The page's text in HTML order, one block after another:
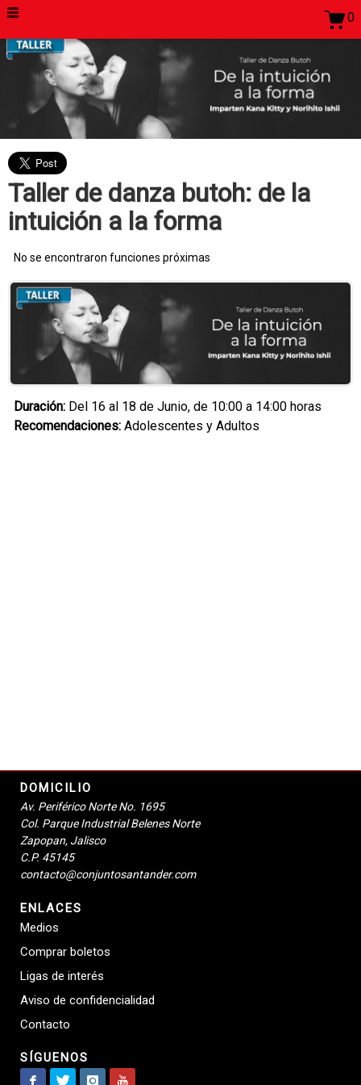
0
Taller de danza butoh: de la
intuición a la forma
No se encontraron funciones próximas
Duración: Del 16 al 18 de Junio, de 10:00 a 14:00 horas
Recomendaciones: Adolescentes y Adultos
DOMICILIO
Av. Periférico Norte No. 1695
Col. Parque Industrial Belenes Norte
Zapopan, Jalisco
C.P. 45145
contacto@conjuntosantander.com
ENLACES
Medios
Comprar boletos
Ligas de interés
Aviso de confidencialidad
Contacto
SÍGUENOS